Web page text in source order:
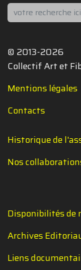
Rechercher
© 2013-2026
Collectif Art et
Mentions légales
Contacts
Historique de
Nos
Disponibilités de
Archives
Liens